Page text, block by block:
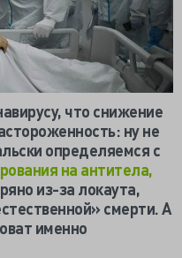
что снижение
ну не
определяемся с
на антитела,
из-за локаута,
смерти. А
именно